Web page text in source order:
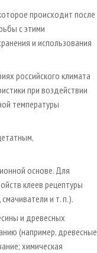
происходит после
с этими
и использования
российского климата
при воздействии
температуры
основе. Для
клеев рецептуры
и т. п.).
и древесных
(например, древесные
химическая